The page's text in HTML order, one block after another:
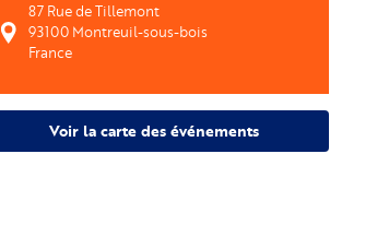
87 Rue de Tillemont
93100 Montreuil-sous-bois
France
Voir la carte des événements